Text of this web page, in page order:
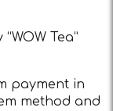
Tea”
payment in
method and